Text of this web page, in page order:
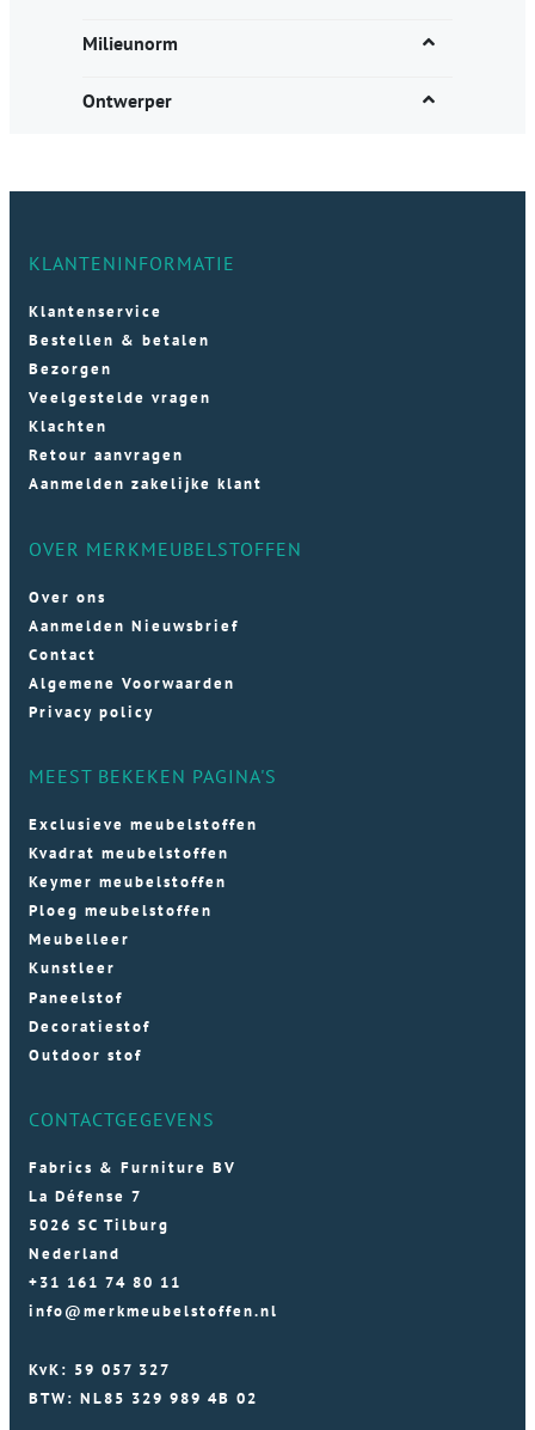
Milieunorm
Ontwerper
KLANTENINFORMATIE
Klantenservice
Bestellen & betalen
Bezorgen
Veelgestelde vragen
Klachten
Retour aanvragen
Aanmelden zakelijke klant
OVER MERKMEUBELSTOFFEN
Over ons
Aanmelden Nieuwsbrief
Contact
Algemene Voorwaarden
Privacy policy
MEEST BEKEKEN PAGINA'S
Exclusieve meubelstoffen
Kvadrat meubelstoffen
Keymer meubelstoffen
Ploeg meubelstoffen
Meubelleer
Kunstleer
Paneelstof
Decoratiestof
Outdoor stof
CONTACTGEGEVENS
Fabrics & Furniture BV
La Défense 7
5026 SC Tilburg
Nederland
+31 161 74 80 11
info@merkmeubelstoffen.nl
KvK: 59 057 327
BTW: NL85 329 989 4B 02